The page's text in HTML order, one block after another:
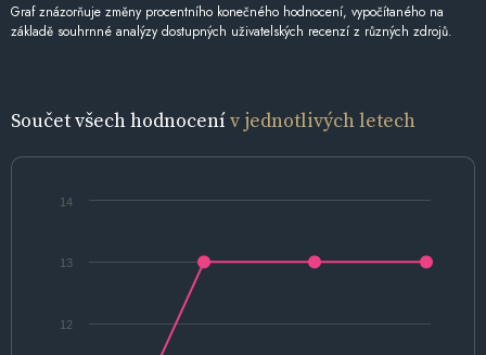
Graf znázorňuje změny procentního konečného hodnocení, vypočítaného na
základě souhrnné analýzy dostupných uživatelských recenzí z různých zdrojů.
Součet všech hodnocenív jednotlivých letech
12
13
14